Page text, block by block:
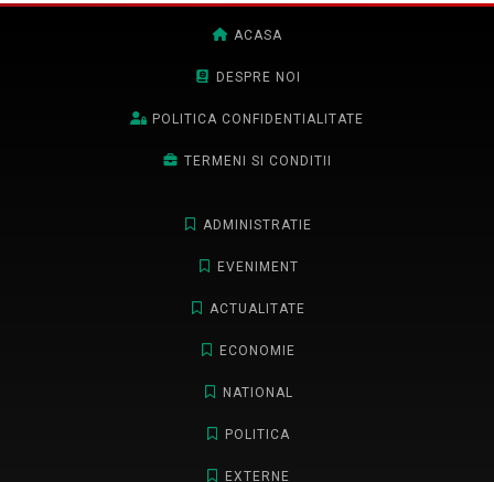
ACASA
DESPRE NOI
POLITICA CONFIDENTIALITATE
TERMENI SI CONDITII
ADMINISTRATIE
EVENIMENT
ACTUALITATE
ECONOMIE
NATIONAL
POLITICA
EXTERNE